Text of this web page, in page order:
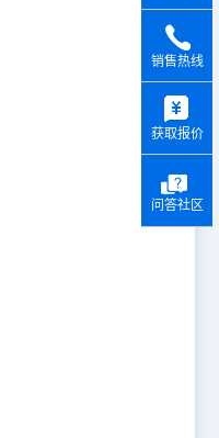
销售热线
获取报价
问答社区